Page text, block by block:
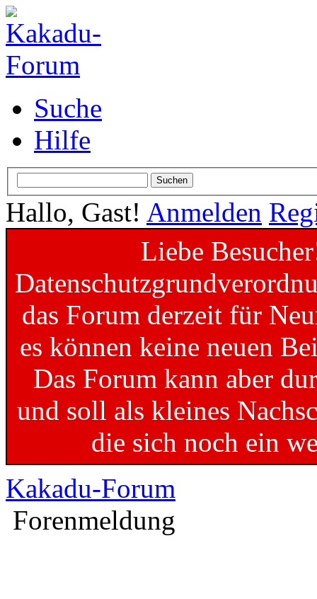
Suche
Hilfe
Hallo, Gast! Anmelden
Liebe
das Forum derzeit für
es können keine neuen
Das Forum kann aber
und soll als kleines
die sich noch ein
Kakadu-Forum
Forenmeldung